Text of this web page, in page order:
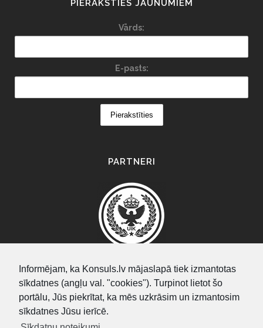
Informējam, ka Konsuls.lv mājaslapā tiek izmantotas
sīkdatnes (angļu val. "cookies"). Turpinot lietot šo
portālu, Jūs piekrītat, ka mēs uzkrāsim un izmantosim
sīkdatnes Jūsu ierīcē.
PIERAKSTIES JAUNUMIEM
Vārds:
E-pasts:
PARTNERI
SEARCH